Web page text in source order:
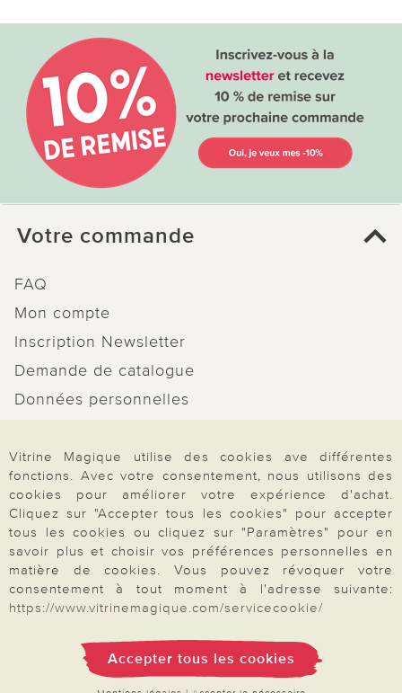
Votre commande
FAQ
Mon compte
Inscription Newsletter
Demande de catalogue
Données personnelles
Rétractation
Paiement & Livraison
Vitrine Magique utilise des cookies ave différentes
fonctions. Avec votre consentement, nous utilisons des
cookies pour améliorer votre expérience d'achat.
Cliquez sur "Accepter tous les cookies" pour accepter
tous les cookies ou cliquez sur "Paramètres" pour en
savoir plus et choisir vos préférences personnelles en
matière de cookies. Vous pouvez révoquer votre
consentement à tout moment à l'adresse suivante:
https://www.vitrinemagique.com/servicecookie/
Accepter tous les cookies